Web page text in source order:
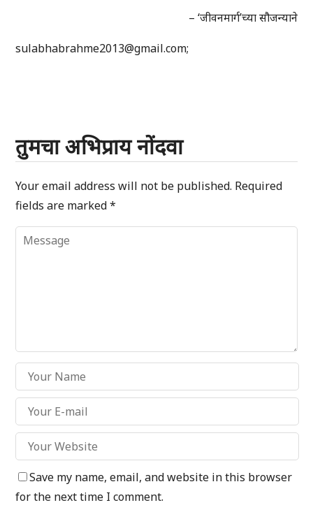
– ‘जीवनमार्ग’च्या सौजन्याने
sulabhabrahme2013@gmail.com;
तुमचा अभिप्राय नोंदवा
Your email address will not be published. Required
fields are marked*
Save my name, email, and website in this browser
for the next time I comment.